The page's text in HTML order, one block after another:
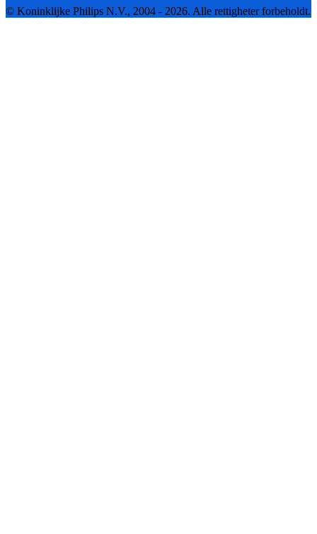
© Koninklijke Philips N.V., 2004 - 2026. Alle rettigheter forbeholdt.